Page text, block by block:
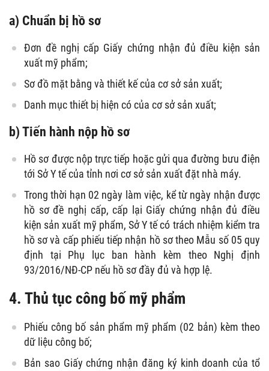
a) Chuẩn bị hồ sơ
Đơn đề nghị cấp Giấy chứng nhận đủ điều kiện sản
xuất mỹ phẩm;
Sơ đồ mặt bằng và thiết kế của cơ sở sản xuất;
Danh mục thiết bị hiện có của cơ sở sản xuất;
b) Tiến hành nộp hồ sơ
Hồ sơ được nộp trực tiếp hoặc gửi qua đường bưu điện
tới Sở Y tế của tỉnh nơi cơ sở sản xuất đặt nhà máy.
Trong thời hạn 02 ngày làm việc, kể từ ngày nhận được
hồ sơ đề nghị cấp, cấp lại Giấy chứng nhận đủ điều
kiện sản xuất mỹ phẩm, Sở Y tế có trách nhiệm kiểm tra
hồ sơ và cấp phiếu tiếp nhận hồ sơ theo Mẫu số 05 quy
định tại Phụ lục ban hành kèm theo Nghị định
93/2016/NĐ-CP nếu hồ sơ đầy đủ và hợp lệ.
4. Thủ tục công bố mỹ phẩm
Phiếu công bố sản phẩm mỹ phẩm (02 bản) kèm theo
dữ liệu công bố;
Bản sao Giấy chứng nhận đăng ký kinh doanh của tổ